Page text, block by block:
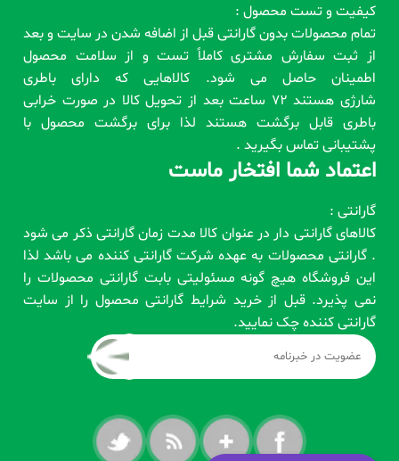
کیفیت و تست محصول :
تمام محصولات بدون گارانتی قبل از اضافه شدن در سایت و بعد
از ثبت سفارش مشتری کاملاً تست و از سلامت محصول
اطمینان حاصل می شود. کالاهایی که دارای باطری
شارژی هستند 72 ساعت بعد از تحویل کالا در صورت خرابی
باطری قابل برگشت هستند لذا برای برگشت محصول با
پشتیبانی تماس بگیرید .
اعتماد شما افتخار ماست
گارانتی :
کالاهای گارانتی دار در عنوان کالا مدت زمان گارانتی ذکر می شود
. گارانتی محصولات به عهده شرکت گارانتی کننده می باشد لذا
این فروشگاه هیچ گونه مسئولیتی بابت گارانتی محصولات را
نمی پذیرد. قبل از خرید شرایط گارانتی محصول را از سایت
گارانتی کننده چک نمایید.